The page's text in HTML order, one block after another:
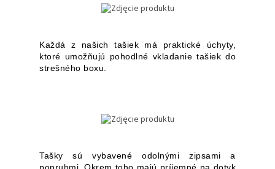
Každá z našich tašiek má praktické úchyty,
ktoré umožňujú pohodlné vkladanie tašiek do
strešného boxu.
Tašky sú vybavené odolnými zipsami a
popruhmi. Okrem toho majú príjemné na dotyk